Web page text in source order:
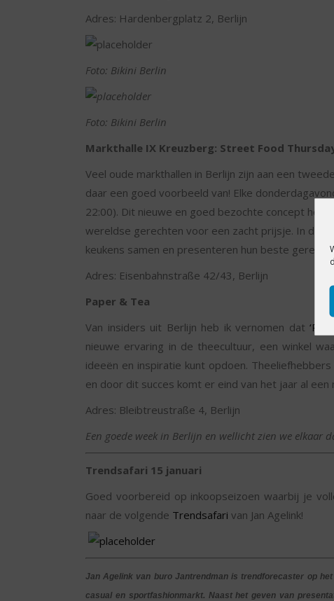
Adres: Hardenbergplatz 2, Berlijn
Foto: Bikini Berlin
Foto: Bikini Berlin
Markthalle IX Kreuzberg: Street Food
Veel oude markthallen in Berlijn zijn aan een
daar een goed voorbeeld van! Elke
22:00). Dit nieuwe en goed bezochte concept
wereldse gerechten voor een zacht prijsje. In de
keukens samen en presenteren hun beste
Adres: Eisenbahnstraße 42/43, Berlijn
Paper & Tea
Van insiders uit Berlijn heb ik vernomen dat
nieuwe ervaring in de theecultuur, een winkel
ideeën en inspiratie kunt opdoen.
en door dit succes komt er eind van het jaar al
Adres: Bleibtreustraße 4, Berlijn
Een goede week in Berlijn en wellicht zien we elkaar
Trendsafari 15 januari
Goed voorbereid op inkoopseizoen waarbij je
naar de volgende Trendsafari van Jan Agelink!
Jan Agelink van buro Jantrendman is trendforecaster op
casual en sportfashionmarkt. Naast het geven van